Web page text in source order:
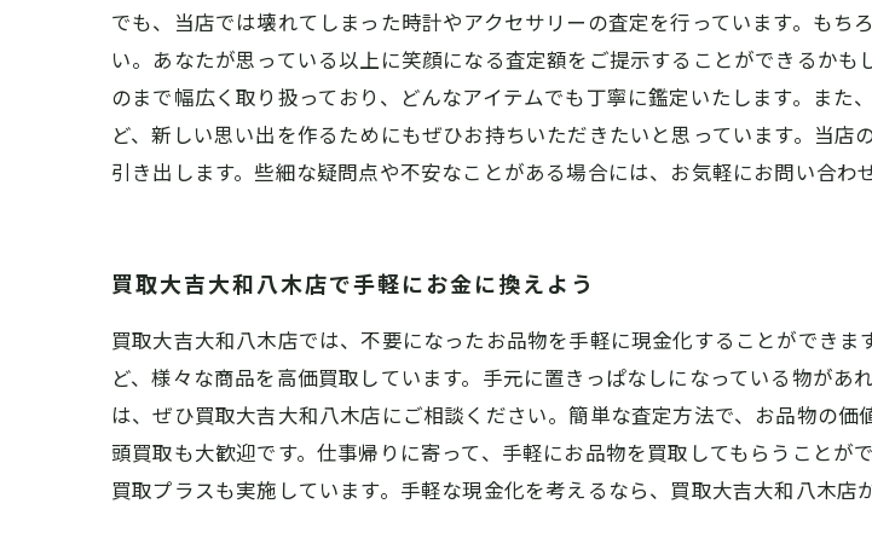
でも、当店では壊れてしまった時計やアクセサリーの査定を行っています。も
い。あなたが思っている以上に笑顔になる査定額をご提示することができるか
のまで幅広く取り扱っており、どんなアイテムでも丁寧に鑑定いたします。ま
ど、新しい思い出を作るためにもぜひお持ちいただきたいと思っています。当
引き出します。些細な疑問点や不安なことがある場合には、お気軽にお問い合わ
買取大吉大和八木店で手軽にお金に換えよう
買取大吉大和八木店では、不要になったお品物を手軽に現金化することができ
ど、様々な商品を高価買取しています。手元に置きっぱなしになっている物が
は、ぜひ買取大吉大和八木店にご相談ください。簡単な査定方法で、お品物の
頭買取も大歓迎です。仕事帰りに寄って、手軽にお品物を買取してもらうこと
買取プラスも実施しています。手軽な現金化を考えるなら、買取大吉大和八木店